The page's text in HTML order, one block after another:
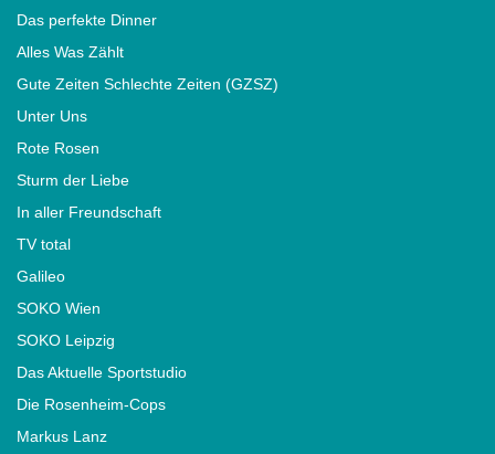
Das perfekte Dinner
Alles Was Zählt
Gute Zeiten Schlechte Zeiten (GZSZ)
Unter Uns
Rote Rosen
Sturm der Liebe
In aller Freundschaft
TV total
Galileo
SOKO Wien
SOKO Leipzig
Das Aktuelle Sportstudio
Die Rosenheim-Cops
Markus Lanz